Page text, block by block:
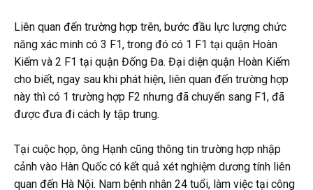
Liên quan đến trường hợp trên, bước đầu lực lượng chức
năng xác minh có 3 F1, trong đó có 1 F1 tại quận Hoàn
Kiếm và 2 F1 tại quận Đống Đa. Đại diện quận Hoàn Kiếm
cho biết, ngay sau khi phát hiện, liên quan đến trường hợp
này thì có 1 trường hợp F2 nhưng đã chuyển sang F1, đã
được đưa đi cách ly tập trung.
Tại cuộc họp, ông Hạnh cũng thông tin trường hợp nhập
cảnh vào Hàn Quốc có kết quả xét nghiệm dương tính liên
quan đến Hà Nội. Nam bệnh nhân 24 tuổi, làm việc tại công